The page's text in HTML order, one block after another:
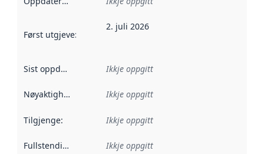
Først utgjeve: Denne datoen seier når dataa i dette
2. juli 2026
Sist oppdatert Ikkje oppgitt
Nøyaktigheit Ikkje oppgitt
Tilgjenge: Ikkje oppgitt
Fullstendigheit Ikkje oppgitt